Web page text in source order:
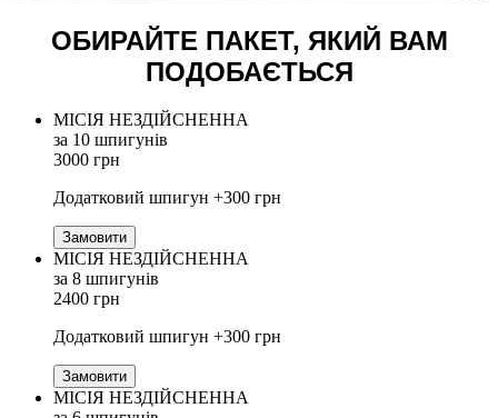
ОБИРАЙТЕ ПАКЕТ, ЯКИЙ ВАМ
ПОДОБАЄТЬСЯ
МІСІЯ НЕЗДІЙСНЕННА
за 10 шпигунів
3000 грн
Додатковий шпигун +300 грн
Замовити
МІСІЯ НЕЗДІЙСНЕННА
за 8 шпигунів
2400 грн
Додатковий шпигун +300 грн
Замовити
МІСІЯ НЕЗДІЙСНЕННА